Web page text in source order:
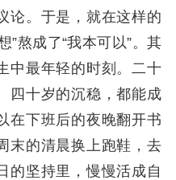
论。于是，就在这样的
”熬成了“我本可以”。其
中最年轻的时刻。二十
四十岁的沉稳，都能成
在下班后的夜晚翻开书
末的清晨换上跑鞋，去
的坚持里，慢慢活成自